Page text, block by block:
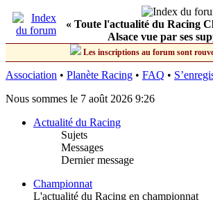
« Toute l'actualité du Racing
Alsace vue par ses
Les inscriptions au forum sont
Association • Planète Racing • FAQ •
Nous sommes le 7 août 2026 9:26
Actualité du Racing
Sujets
Messages
Dernier message
Championnat
L'actualité du Racing en championnat